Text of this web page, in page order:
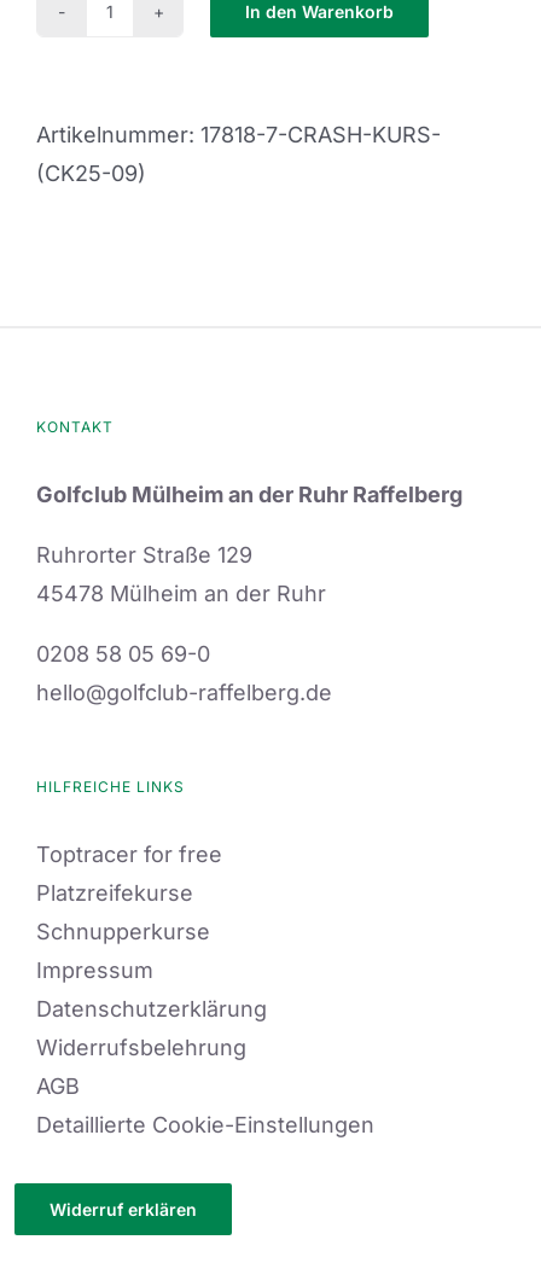
Menge
In den Warenkorb
Artikelnummer: 17818-7-CRASH-KURS-
(CK25-09)
KONTAKT
Golfclub Mülheim an der Ruhr Raffelberg
Ruhrorter Straße 129
45478 Mülheim an der Ruhr
0208 58 05 69-0
hello@golfclub-raffelberg.de
HILFREICHE LINKS
Toptracer for free
Platzreifekurse
Schnupperkurse
Impressum
Datenschutzerklärung
Widerrufsbelehrung
AGB
Detaillierte Cookie-Einstellungen
Widerruf erklären